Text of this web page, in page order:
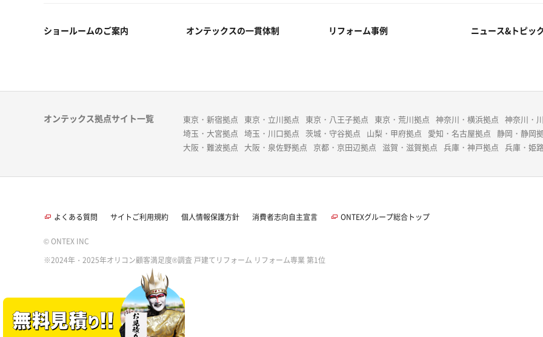
ショールームのご案内 オンテックスの一貫体制 リフォーム事例 ニュース&トピッ
オンテックス拠点サイト一覧 東京・新宿拠点 東京・立川拠点 東京・八王子拠点 東京・荒川拠点 神奈川・横浜拠点 神奈川・
埼玉・大宮拠点 埼玉・川口拠点 茨城・守谷拠点 山梨・甲府拠点 愛知・名古屋拠点
静岡・静岡
大阪・難波拠点
大阪・泉佐野拠点 京都・京田辺拠点 滋賀・滋賀拠点 兵庫・神戸拠点 兵庫・姫
よくある質問 サイトご利用規約 個人情報保護方針 消費者志向自主宣言 ONTEXグループ総合トップ
© ONTEX INC
※2024年・2025年オリコン顧客満足度®調査 戸建てリフォーム リフォーム専業 第1位